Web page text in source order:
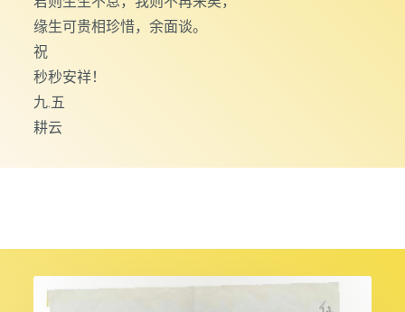
缘生可贵相珍惜，余面谈。
祝
秒秒安祥！
九.五
耕云